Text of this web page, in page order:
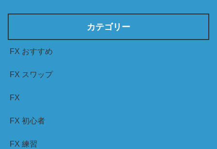
カテゴリー
FX おすすめ
FX スワップ
FX
FX 初心者
FX 練習